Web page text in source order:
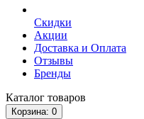
Скидки
Акции
Доставка и Оплата
Отзывы
Бренды
Каталог товаров
Корзина: 0